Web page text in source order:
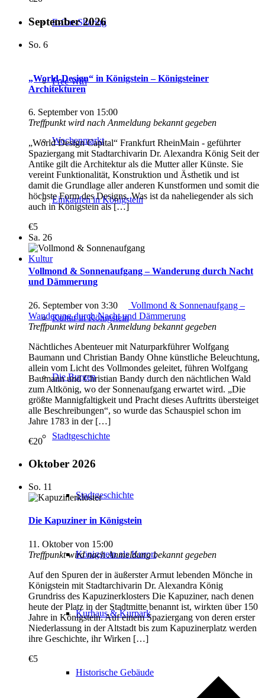
E-Car-Sharing
Free Wifi
Wochenmarkt
Einkaufen in Königstein
Kultur
Kultur in Königstein
Die Burgen
Stadtgeschichte
Stadtgeschichte
Königstein als Kurort
Kurhaus & Kurpark
Historische Gebäude
September 2026
So. 6
„World-Design“ in Königstein – Königsteiner
Architekturen
6. September von 15:00
Treffpunkt wird nach Anmeldung bekannt gegeben
„World Design Capital“ Frankfurt RheinMain - geführter
Spaziergang mit Stadtarchivarin Dr. Alexandra König Seit der
Antike gilt die Architektur als die Mutter aller Künste. Sie
vereint Funktionalität, Konstruktion und Ästhetik und ist
damit die Grundlage aller anderen Kunstformen und somit die
höchste Form des Designs. Was ist da naheliegender als sich
auch in Königstein als […]
€5
Sa. 26
Vollmond & Sonnenaufgang – Wanderung durch Nacht
und Dämmerung
26. September von 3:30
Vollmond & Sonnenaufgang –
Wanderung durch Nacht und Dämmerung
Treffpunkt wird nach Anmeldung bekannt gegeben
Nächtliches Abenteuer mit Naturparkführer Wolfgang
Baumann und Christian Bandy Ohne künstliche Beleuchtung,
allein vom Licht des Vollmondes geleitet, führen Wolfgang
Baumann und Christian Bandy durch den nächtlichen Wald
zum Altkönig, wo der Sonnenaufgang erwartet wird. „Die
größte Mannigfaltigkeit und Pracht dieses Auftritts übersteiget
alle Beschreibungen“, so wurde das Schauspiel schon im
Jahre 1783 in der […]
€20
Oktober 2026
So. 11
Die Kapuziner in Königstein
11. Oktober von 15:00
Treffpunkt wird nach Anmeldung bekannt gegeben
Auf den Spuren der in äußerster Armut lebenden Mönche in
Königstein mit Stadtarchivarin Dr. Alexandra König
Grundriss des Kapuzinerklosters Die Kapuziner, nach denen
heute der Platz in der Stadtmitte benannt ist, wirkten über 150
Jahre in Königstein. Auf einem Spaziergang von deren erster
Niederlassung in der Altstadt bis zum Kapuzinerplatz werden
ihre Geschichte, ihr Wirken […]
€5